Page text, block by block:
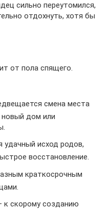
сильно переутомился,
отдохнуть, хотя бы
от пола спящего.
смена места
новый дом или
удачный исход родов,
восстановление.
краткосрочным
к скорому созданию